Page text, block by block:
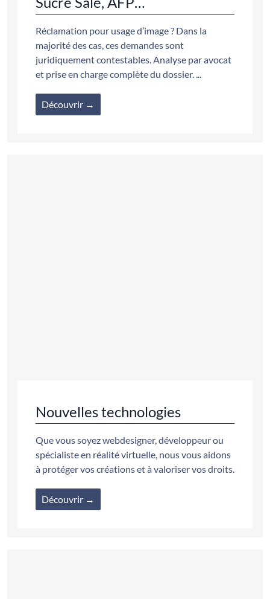
Réclamation pour usage d’image ? Dans la
majorité des cas, ces demandes sont
juridiquement contestables. Analyse par avocat
et prise en charge complète du dossier. ...
Découvrir →
Nouvelles technologies
Que vous soyez webdesigner, développeur ou
spécialiste en réalité virtuelle, nous vous aidons
à protéger vos créations et à valoriser vos droits.
Découvrir →